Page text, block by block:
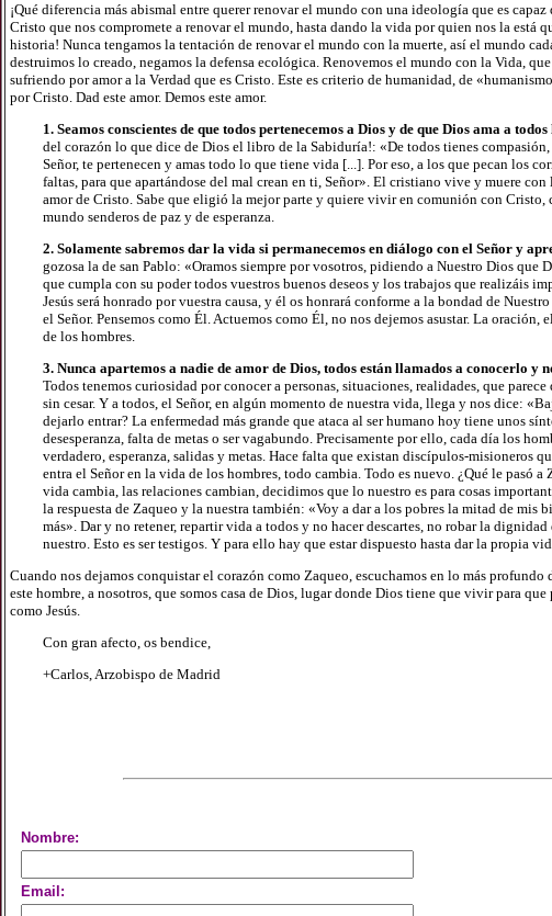
¡Qué diferencia más abismal entre querer renovar el mundo con una ideología que es
Cristo que nos compromete a renovar el mundo, hasta dando la vida por quien nos la está
historia! Nunca tengamos la tentación de renovar el mundo con la muerte, así el mundo
destruimos lo creado, negamos la defensa ecológica. Renovemos el mundo con la Vida,
sufriendo por amor a la Verdad que es Cristo. Este es criterio de humanidad, de
por Cristo. Dad este amor. Demos este amor.
1. Seamos conscientes de que todos pertenecemos a Dios y de que Dios ama a
del corazón lo que dice de Dios el libro de la Sabiduría!: «De todos tienes
Señor, te pertenecen y amas todo lo que tiene vida [...]. Por eso, a los que pecan los
faltas, para que apartándose del mal crean en ti, Señor». El cristiano vive y muere
amor de Cristo. Sabe que eligió la mejor parte y quiere vivir en comunión con Cristo,
mundo senderos de paz y de esperanza.
2. Solamente sabremos dar la vida si permanecemos en diálogo con el Señor y
gozosa la de san Pablo: «Oramos siempre por vosotros, pidiendo a Nuestro Dios que
que cumpla con su poder todos vuestros buenos deseos y los trabajos que realizáis
Jesús será honrado por vuestra causa, y él os honrará conforme a la bondad de
el Señor. Pensemos como Él. Actuemos como Él, no nos dejemos asustar. La
de los hombres.
3. Nunca apartemos a nadie de amor de Dios, todos están llamados a conocerlo y
Todos tenemos curiosidad por conocer a personas, situaciones, realidades, que
sin cesar. Y a todos, el Señor, en algún momento de nuestra vida, llega y nos dice:
dejarlo entrar? La enfermedad más grande que ataca al ser humano hoy tiene unos
desesperanza, falta de metas o ser vagabundo. Precisamente por ello, cada día los
verdadero, esperanza, salidas y metas. Hace falta que existan discípulos-misioneros
entra el Señor en la vida de los hombres, todo cambia. Todo es nuevo. ¿Qué le pasó a
vida cambia, las relaciones cambian, decidimos que lo nuestro es para cosas
la respuesta de Zaqueo y la nuestra también: «Voy a dar a los pobres la mitad de mis
más». Dar y no retener, repartir vida a todos y no hacer descartes, no robar la
nuestro. Esto es ser testigos. Y para ello hay que estar dispuesto hasta dar la propia
Cuando nos dejamos conquistar el corazón como Zaqueo, escuchamos en lo más
este hombre, a nosotros, que somos casa de Dios, lugar donde Dios tiene que vivir para
como Jesús.
Con gran afecto, os bendice,
+Carlos, Arzobispo de Madrid
Nombre:
Email: